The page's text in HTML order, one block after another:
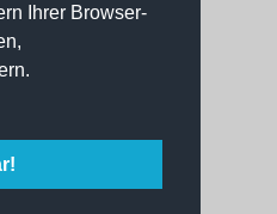
Ihrer Browser-